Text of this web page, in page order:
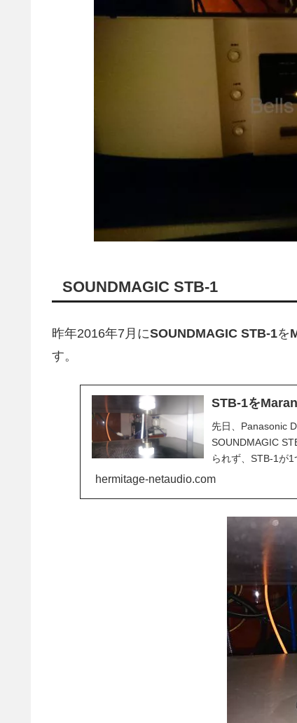
SOUNDMAGIC STB-1
昨年2016年7月にSOUNDMAGIC STB-1を
す。
STB-1を
先日、Panasonic
SOUNDMAGIC
られず、STB-1が
hermitage-netaudio.com